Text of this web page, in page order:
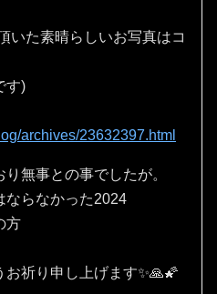
いた素晴らしいお写真はコ
す)
archives/23632397.html
無事との事でしたが。
ならなかった2024
方
祈り申し上げます✨🙏🌠